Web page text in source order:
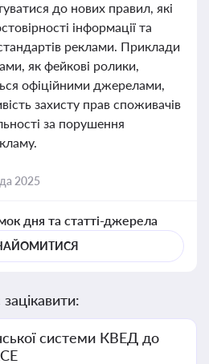
до нових правил, які
інформації та
реклами. Приклади
як фейкові ролики,
офіційними джерелами,
захисту прав споживачів
за порушення
2025
дня та статті-джерела
системи КВЕД до